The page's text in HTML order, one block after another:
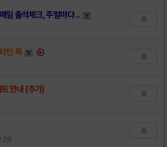
일 출석체크, 주말마다 .. 0
인 룩 0
안내 (추가) 0
0